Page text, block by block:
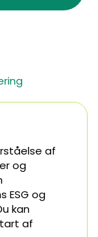
af
og
ESG og
kan
af